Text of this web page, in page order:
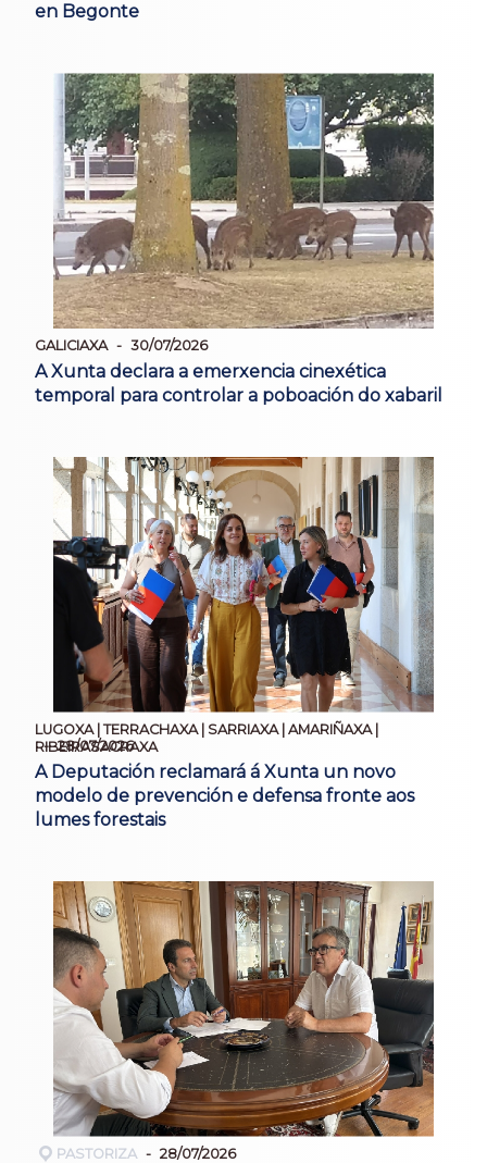
en Begonte
GALICIAXA 30/07/2026
A Xunta declara a emerxencia cinexética
temporal para controlar a poboación do xabaril
LUGOXA | TERRACHAXA | SARRIAXA | AMARIÑAXA |
RIBEIRASACRAXA
28/07/2026
A Deputación reclamará á Xunta un novo
modelo de prevención e defensa fronte aos
lumes forestais
PASTORIZA 28/07/2026